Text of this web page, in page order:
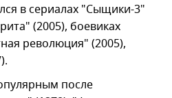
в сериалах "Сыщики-3"
(2005), боевиках
революция" (2005),
после